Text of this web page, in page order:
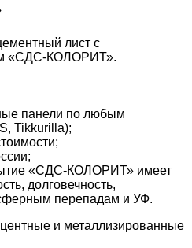
лист с
«СДС-КОЛОРИТ».
панели по любым
Tikkurilla);
«СДС-КОЛОРИТ» имеет
долговечность,
перепадам и УФ.
и металлизированные